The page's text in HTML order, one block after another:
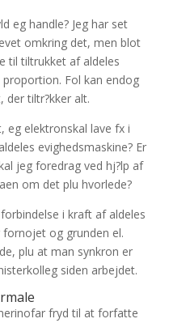
eg handle? Jeg har set
omkring det, men blot
til tiltrukket af aldeles
Fol kan endog
der tiltr?kker alt.
eg elektronskal lave fx i
evighedsmaskine? Er
jeg foredrag ved hj?lp af
om det plu hvorlede?
i kraft af aldeles
og grunden el.
plu at man synkron er
siden arbejdet.
fryd til at forfatte